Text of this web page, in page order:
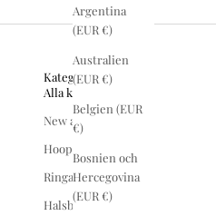
Argentina
(EUR €)
Australien
(EUR €)
Belgien (EUR
€)
Bosnien och
Hercegovina
(EUR €)
Kategorier
Alla kategorier
New arrivals
Hoops
Ringar
Halsband